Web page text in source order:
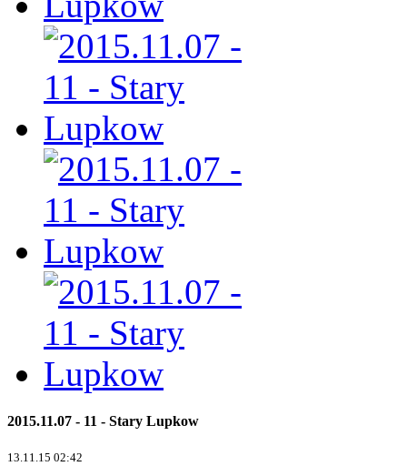
2015.11.07 - 11 - Stary Lupkow
13.11.15 02:42